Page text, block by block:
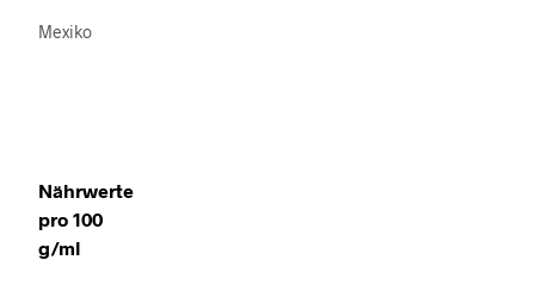
Mexiko
Nährwerte
pro 100
g/ml